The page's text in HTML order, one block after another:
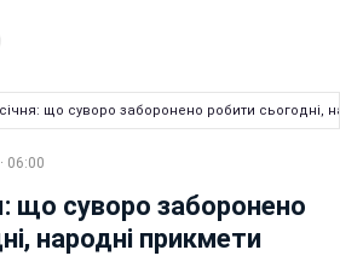
що суворо заборонено робити сьогодні,
06:00
що суворо заборонено
народні прикмети